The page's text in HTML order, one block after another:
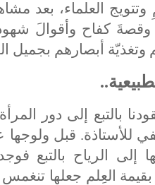
العلماء، بعد
كفاح وأقوالَ
أبصارهم بجميل
..
بالتبع إلى دور
للأستاذة. قبل
إلى الرياح بالتبع
بقيمة العِلم جعلها